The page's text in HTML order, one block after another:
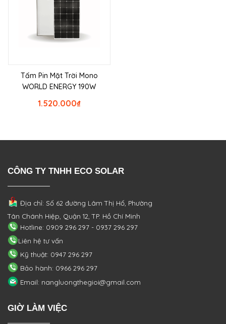
Tấm Pin Mặt Trời Mono
WORLD ENERGY 190W
₫
1.520.000
CÔNG TY TNHH ECO SOLAR
Địa chỉ: Số 62 đường Lâm Thị Hố, Phường
Tân Chánh Hiệp, Quận 12, TP. Hồ Chí Minh
Hotline: 0909 296 297 - 0937 296 297
Liên hệ tư vấn
Kỹ thuật: 0947 296 297
Bảo hành: 0966 296 297
Email: nangluongthegioi@gmail.com
GIỜ LÀM VIỆC